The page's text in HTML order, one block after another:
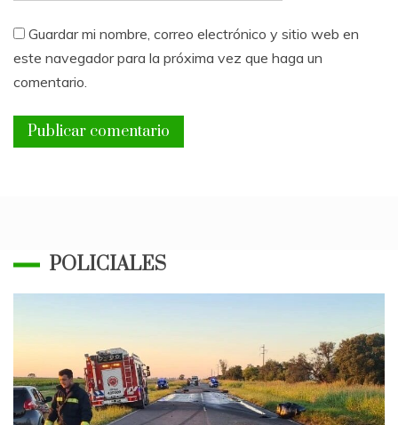
Guardar mi nombre, correo electrónico y sitio web en
este navegador para la próxima vez que haga un
comentario.
POLICIALES